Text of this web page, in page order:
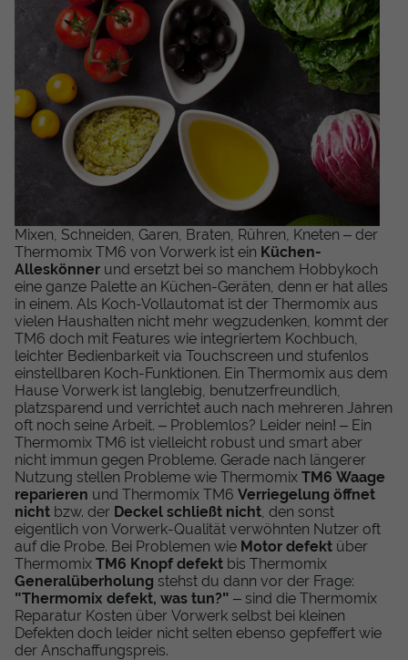
Mixen, Schneiden, Garen, Braten, Rühren, Kneten – der
Thermomix TM6 von Vorwerk ist ein Küchen-
Alleskönner und ersetzt bei so manchem Hobbykoch
eine ganze Palette an Küchen-Geräten, denn er hat alles
in einem. Als Koch-Vollautomat ist der Thermomix aus
vielen Haushalten nicht mehr wegzudenken, kommt der
TM6 doch mit Features wie integriertem Kochbuch,
leichter Bedienbarkeit via Touchscreen und stufenlos
einstellbaren Koch-Funktionen. Ein Thermomix aus dem
Hause Vorwerk ist langlebig, benutzerfreundlich,
platzsparend und verrichtet auch nach mehreren Jahren
oft noch seine Arbeit. – Problemlos? Leider nein! – Ein
Thermomix TM6 ist vielleicht robust und smart aber
nicht immun gegen Probleme. Gerade nach längerer
Nutzung stellen Probleme wie Thermomix TM6 Waage
reparieren und Thermomix TM6 Verriegelung öffnet
nicht bzw. der Deckel schließt nicht , den sonst
eigentlich von Vorwerk-Qualität verwöhnten Nutzer oft
auf die Probe. Bei Problemen wie Motor defekt über
Thermomix TM6 Knopf defekt bis Thermomix
Generalüberholung stehst du dann vor der Frage:
"Thermomix defekt, was tun?" – sind die Thermomix
Reparatur Kosten über Vorwerk selbst bei kleinen
Defekten doch leider nicht selten ebenso gepfeffert wie
der Anschaffungspreis.